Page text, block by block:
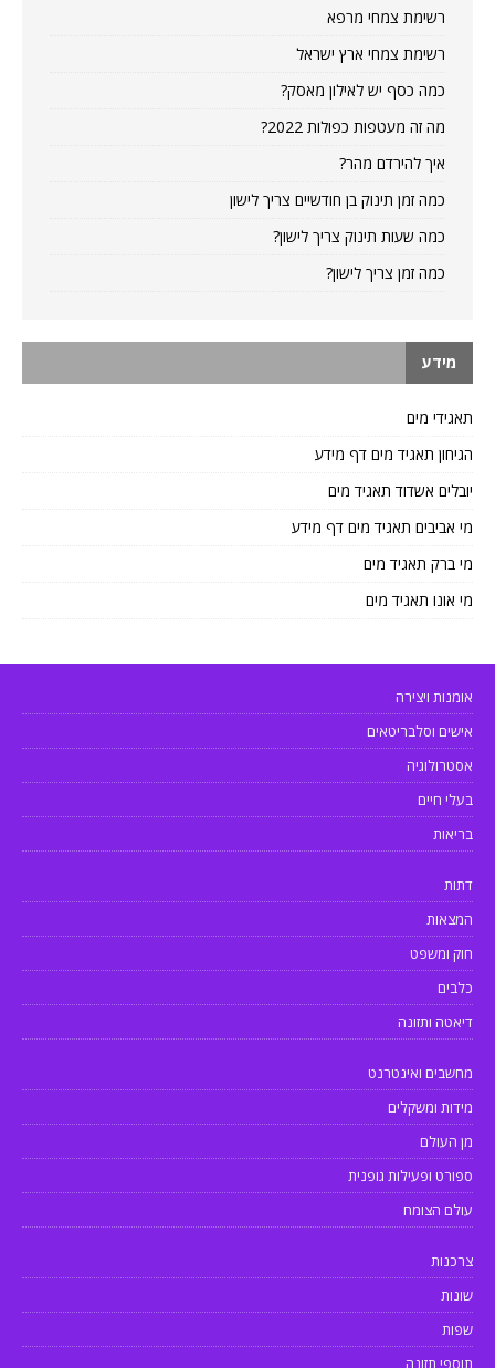
רשימת צמחי מרפא
רשימת צמחי ארץ ישראל
כמה כסף יש לאילון מאסק?
מה זה מעטפות כפולות 2022?
איך להירדם מהר?
כמה זמן תינוק בן חודשיים צריך לישון
כמה שעות תינוק צריך לישון?
כמה זמן צריך לישון?
מידע
תאגידי מים
הגיחון תאגיד מים דף מידע
יובלים אשדוד תאגיד מים
מי אביבים תאגיד מים דף מידע
מי ברק תאגיד מים
מי אונו תאגיד מים
אומנות ויצירה
אישים וסלבריטאים
אסטרולוגיה
בעלי חיים
בריאות
דתות
המצאות
חוק ומשפט
כלבים
דיאטה ותזונה
מחשבים ואינטרנט
מידות ומשקלים
מן העולם
ספורט ופעילות גופנית
עולם הצומח
צרכנות
שונות
שפות
תוספי תזונה